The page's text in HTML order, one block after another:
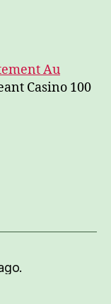
Au
Casino 100